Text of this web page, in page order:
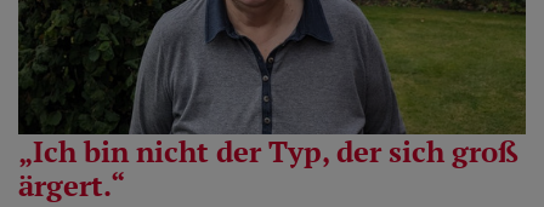
„Ich bin nicht der Typ, der sich groß
ärgert.“